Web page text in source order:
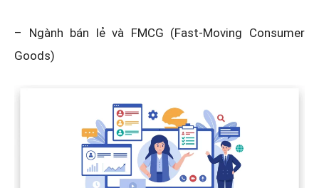
– Ngành bán lẻ và FMCG (Fast-Moving Consumer
Goods)